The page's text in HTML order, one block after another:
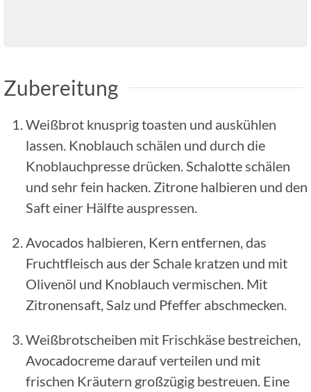
Zubereitung
Weißbrot knusprig toasten und auskühlen
lassen. Knoblauch schälen und durch die
Knoblauchpresse drücken. Schalotte schälen
und sehr fein hacken. Zitrone halbieren und den
Saft einer Hälfte auspressen.
Avocados halbieren, Kern entfernen, das
Fruchtfleisch aus der Schale kratzen und mit
Olivenöl und Knoblauch vermischen. Mit
Zitronensaft, Salz und Pfeffer abschmecken.
Weißbrotscheiben mit Frischkäse bestreichen,
Avocadocreme darauf verteilen und mit
frischen Kräutern großzügig bestreuen. Eine